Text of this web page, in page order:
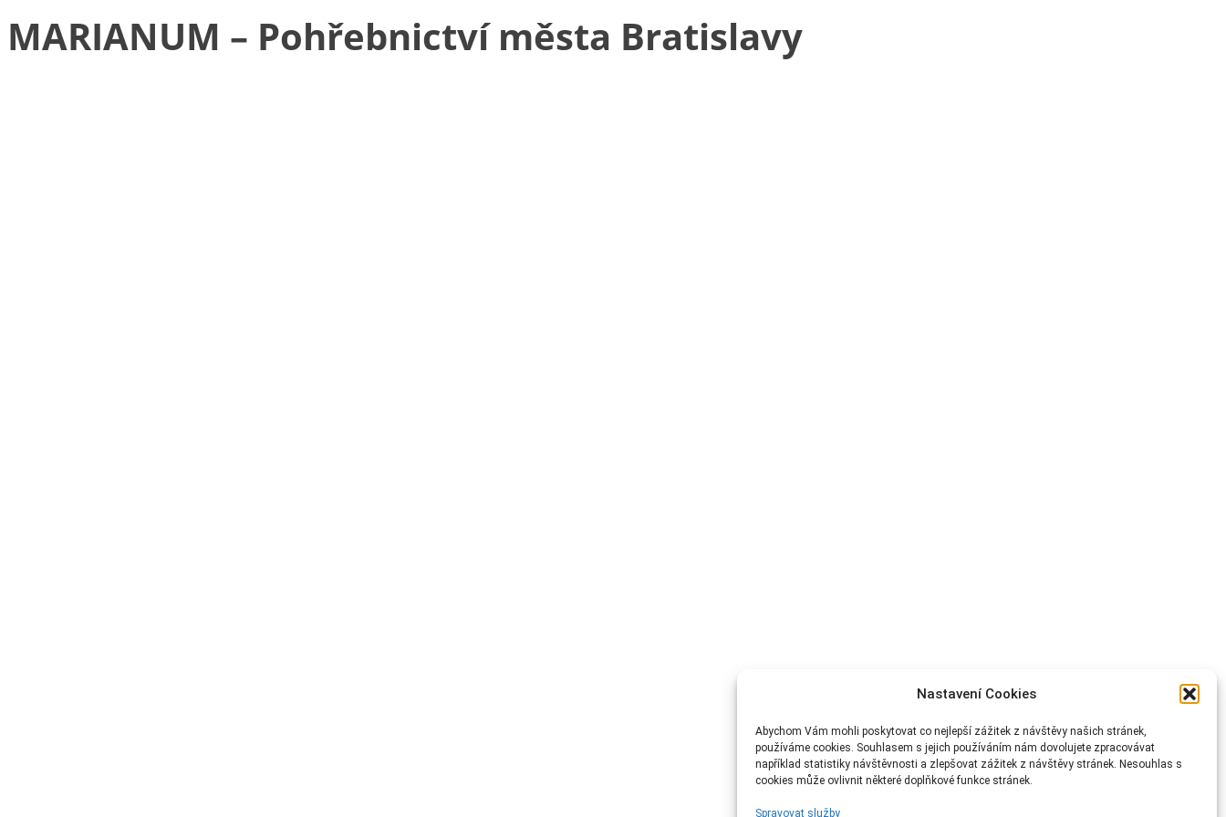
Nastavení Cookies
Abychom Vám mohli poskytovat co nejlepší zážitek z návštěvy našich stránek,
používáme cookies. Souhlasem s jejich používáním nám dovolujete zpracovávat
například statistiky návštěvnosti a zlepšovat zážitek z návštěvy stránek. Nesouhlas s
cookies může ovlivnit některé doplňkové funkce stránek.
Spravovat služby
MARIANUM – Pohřebnictví města Bratislavy